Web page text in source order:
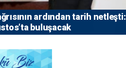
ardından tarih netleşti:
buluşacak